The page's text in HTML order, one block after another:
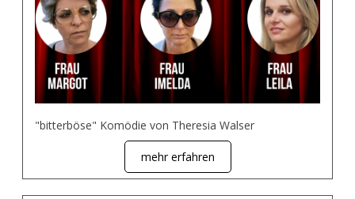
"bitterböse" Komödie von Theresia Walser
mehr erfahren